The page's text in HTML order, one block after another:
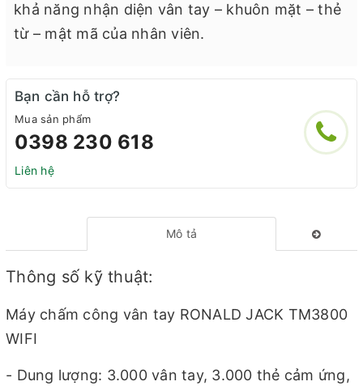
khả năng nhận diện vân tay – khuôn mặt – thẻ
từ – mật mã của nhân viên.
Bạn cần hỗ trợ?
Mua sản phẩm
0398 230 618
Liên hệ
Mô tả
Thông số kỹ thuật:
Máy chấm công vân tay RONALD JACK TM3800
WIFI
- Dung lượng: 3.000 vân tay, 3.000 thẻ cảm ứng,